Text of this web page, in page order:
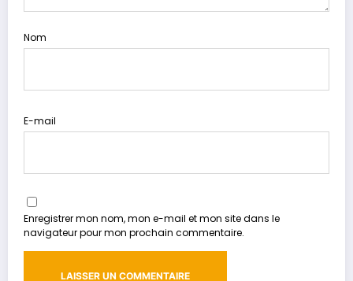
Nom
E-mail
Enregistrer mon nom, mon e-mail et mon site dans le
navigateur pour mon prochain commentaire.